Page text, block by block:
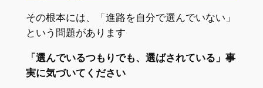
その根本には、「進路を自分で選んでいない」
という問題があります
「選んでいるつもりでも、選ばされている」事
実に気づいてください